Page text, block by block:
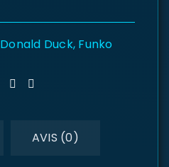
Donald Duck, Funko
AVIS (0)